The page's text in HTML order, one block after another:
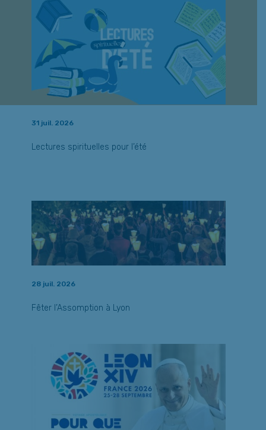
Lectures spirituelles pour l’été
31 juil. 2026
Fêter l’Assomption à Lyon
28 juil. 2026